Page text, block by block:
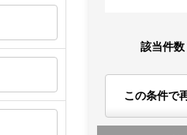
該当件数
この条件で